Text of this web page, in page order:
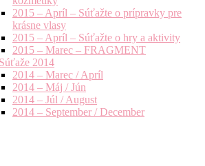
2015 – Apríl – Súťažte o prípravky pre
krásne vlasy
2015 – Apríl – Súťažte o hry a aktivity
2015 – Marec – FRAGMENT
2014
2014 – Marec / Apríl
2014 – Máj / Jún
2014 – Júl / August
2014 – September / December